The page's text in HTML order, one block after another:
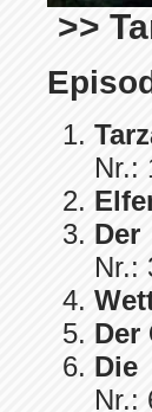
>>
Nr.:
Nr.:
Der
Die
Nr.: